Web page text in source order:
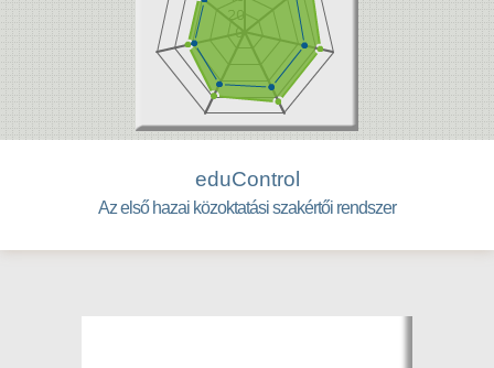
Idézd fel egy hosszabb tanóra-
fejlesztési kísérletedet. Milyennek
látod az innovációs kultúrádat a
fenti komponensek tekintetében?
(demo)
eduControl
Az első hazai közoktatási szakértői rendszer